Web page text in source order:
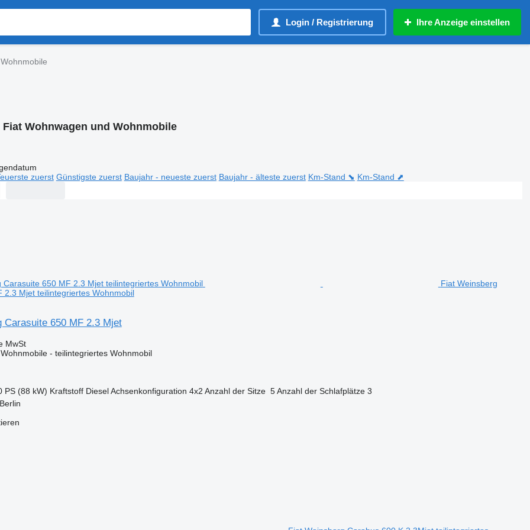
Login / Registrierung Ihre Anzeige einstellen
Fiat Wohnwagen und Wohnmobile
zuerst Günstigste zuerst Baujahr - neueste zuerst Baujahr - älteste zuerst Km-Stand ⬊ Km-Stand ⬈
Fiat Weinsberg
2.3 Mjet teilintegriertes Wohnmobil
Carasuite 650 MF 2.3 Mjet
MwSt
- teilintegriertes Wohnmobil
PS (88 kW) Kraftstoff Diesel Achsenkonfiguration 4x2 Anzahl der Sitze 5 Anzahl der Schlafplätze 3